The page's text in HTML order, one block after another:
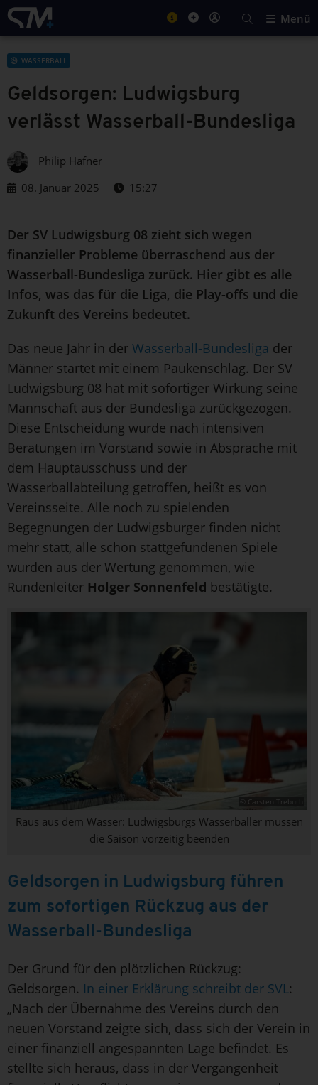
Menü
WASSERBALL
Geldsorgen: Ludwigsburg
verlässt Wasserball-Bundesliga
Philip Häfner
08. Januar 2025
15:27
Der SV Ludwigsburg 08 zieht sich wegen
finanzieller Probleme überraschend aus der
Wasserball-Bundesliga zurück. Hier gibt es alle
Infos, was das für die Liga, die Play-offs und die
Zukunft des Vereins bedeutet.
Das neue Jahr in der Wasserball-Bundesliga der
Männer startet mit einem Paukenschlag. Der SV
Ludwigsburg 08 hat mit sofortiger Wirkung seine
Mannschaft aus der Bundesliga zurückgezogen.
Diese Entscheidung wurde nach intensiven
Beratungen im Vorstand sowie in Absprache mit
dem Hauptausschuss und der
Wasserballabteilung getroffen, heißt es von
Vereinsseite. Alle noch zu spielenden
Begegnungen der Ludwigsburger finden nicht
mehr statt, alle schon stattgefundenen Spiele
wurden aus der Wertung genommen, wie
Rundenleiter Holger Sonnenfeld bestätigte.
© Carsten Trebuth
Raus aus dem Wasser: Ludwigsburgs Wasserballer müssen
die Saison vorzeitig beenden
Geldsorgen in Ludwigsburg führen
zum sofortigen Rückzug aus der
Wasserball-Bundesliga
Der Grund für den plötzlichen Rückzug:
Geldsorgen. In einer Erklärung schreibt der SVL:
„Nach der Übernahme des Vereins durch den
neuen Vorstand zeigte sich, dass sich der Verein in
einer finanziell angespannten Lage befindet. Es
stellte sich heraus, dass in der Vergangenheit